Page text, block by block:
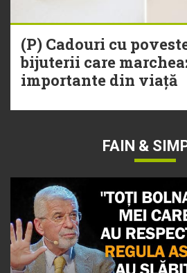
(P) Cadouri cu
bijuterii care
importante din viață
FAIN &